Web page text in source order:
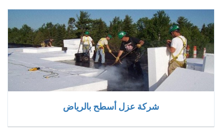
شركة عزل أسطح بالرياض